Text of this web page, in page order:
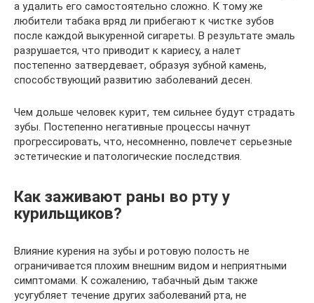
а удалить его самостоятельно сложно. К тому же
любители табака вряд ли прибегают к чистке зубов
после каждой выкуренной сигареты. В результате эмаль
разрушается, что приводит к кариесу, а налет
постепенно затвердевает, образуя зубной камень,
способствующий развитию заболеваний десен.
Чем дольше человек курит, тем сильнее будут страдать
зубы. Постепенно негативные процессы начнут
прогрессировать, что, несомненно, повлечет серьезные
эстетические и патологические последствия.
Как заживают раны во рту у
курильщиков?
Влияние курения на зубы и ротовую полость не
ограничивается плохим внешним видом и неприятными
симптомами. К сожалению, табачный дым также
усугубляет течение других заболеваний рта, не